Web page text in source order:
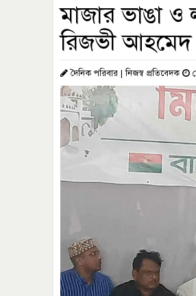
মাজার ভাঙা ও
রিজভী আহমেদ
দৈনিক পরিবার | নিজস্ব প্রতিবেদক